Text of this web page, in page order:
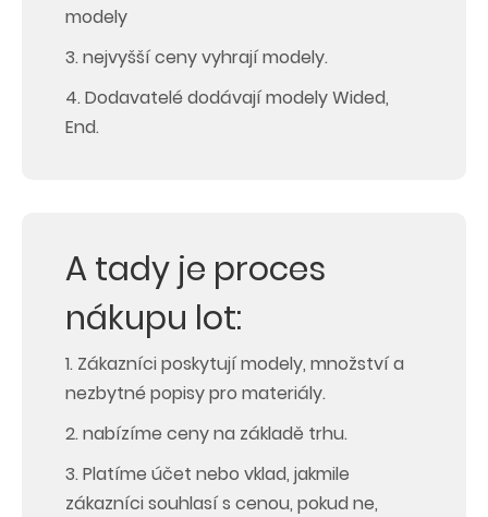
modely
3. nejvyšší ceny vyhrají modely.
4. Dodavatelé dodávají modely Wided,
End.
A tady je proces
nákupu lot:
1. Zákazníci poskytují modely, množství a
nezbytné popisy pro materiály.
2. nabízíme ceny na základě trhu.
3. Platíme účet nebo vklad, jakmile
zákazníci souhlasí s cenou, pokud ne,